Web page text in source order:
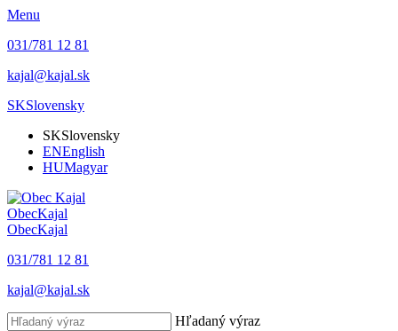
Menu
031/781 12 81
kajal@kajal.sk
SKSlovensky
SKSlovensky
ENEnglish
HUMagyar
ObecKajal
ObecKajal
031/781 12 81
kajal@kajal.sk
Hľadaný výraz